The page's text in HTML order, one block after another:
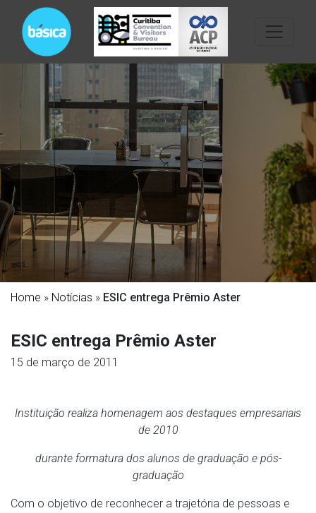
Home » Notícias » ESIC entrega Prêmio Aster
ESIC entrega Prêmio Aster
15 de março de 2011
Instituição realiza homenagem aos destaques empresariais
de 2010
durante formatura dos alunos de graduação e pós-
graduação
Com o objetivo de reconhecer a trajetória de pessoas e